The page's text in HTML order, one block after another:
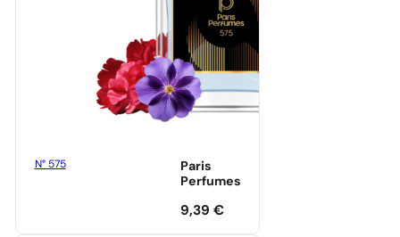
N° 575
Paris
Perfumes
9,39 €